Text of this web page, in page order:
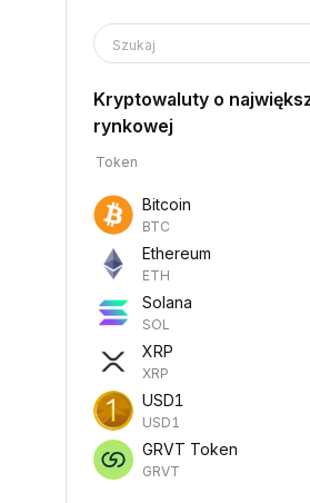
Szukaj
Kryptowaluty o
rynkowej
Token
Bitcoin
BTC
Ethereum
ETH
Solana
SOL
XRP
XRP
USD1
USD1
GRVT Token
GRVT